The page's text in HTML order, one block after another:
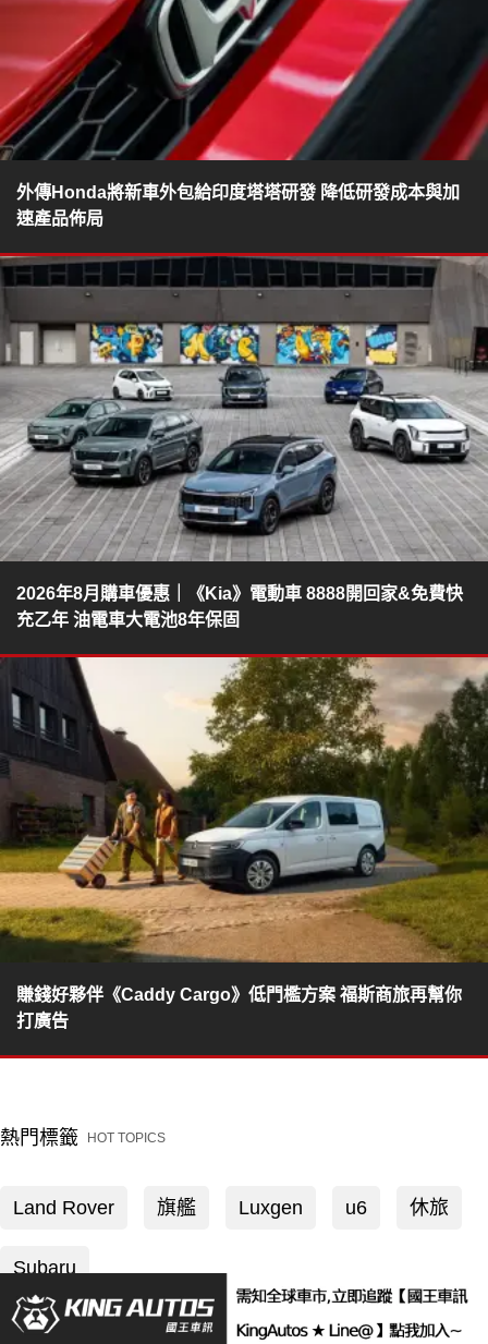
外傳Honda將新車外包給印度塔塔研發 降低研發成本與加
速產品佈局
2026年8月購車優惠｜《Kia》電動車 8888開回家&免費快
充乙年 油電車大電池8年保固
賺錢好夥伴《Caddy Cargo》低門檻方案 福斯商旅再幫你
打廣告
熱門標籤 HOT TOPICS
Land Rover 旗艦 Luxgen u6 休旅
Subaru